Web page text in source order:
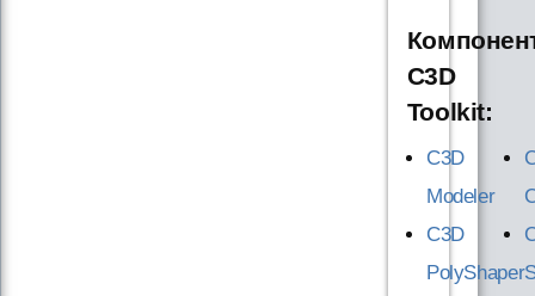
C3D
Toolkit:
C3D
Modeler
C3D
PolyShaper